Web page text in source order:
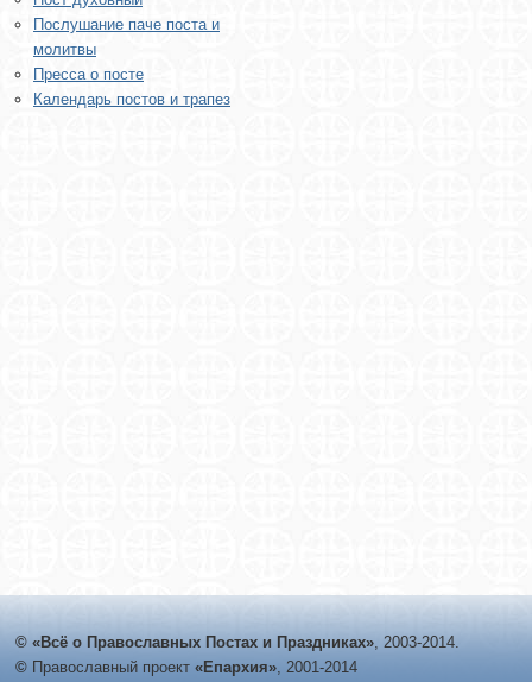
Послушание паче поста и
молитвы
Пресса о посте
Календарь постов и трапез
© «Всё о Православных Постах и Праздниках», 2003-2014.
© Православный проект «Епархия», 2001-2014